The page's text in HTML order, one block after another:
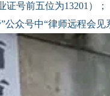
号前五位为13201）；
众号中“律师远程会见